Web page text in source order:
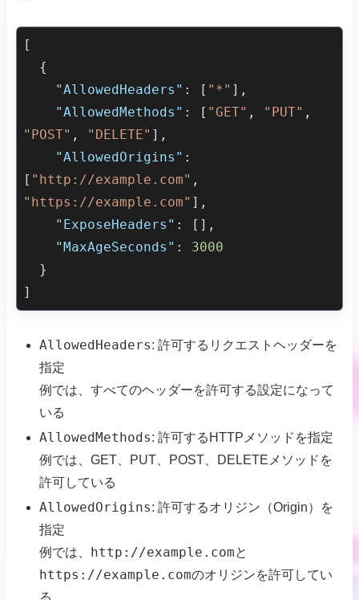
[
"AllowedHeaders" : [ "*" ],
"AllowedMethods" : [ "GET" , "PUT"
"POST" , "DELETE" ],
"AllowedOrigins" :
[ "http://example.com"
"https://example.com" ],
"ExposeHeaders" : [],
"MaxAgeSeconds" : 3000
AllowedHeaders: 許可するリクエストヘッダーを
指定
例では、すべてのヘッダーを許可する設定になって
いる
AllowedMethods: 許可するHTTPメソッドを指定
例では、GET、PUT、POST、DELETEメソッドを
許可している
AllowedOrigins: 許可するオリジン（Origin）を
指定
例では、 http://example.comと
https://example.comのオリジンを許可してい
る